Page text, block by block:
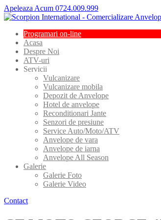
Apeleaza Acum 0724.009.999
Programari on-line
Acasa
Despre Noi
ATV-uri
Servicii
Vulcanizare
Vulcanizare mobila
Depozit de Anvelope
Hotel de anvelope
Reconditionari Jante
Senzori de presiune
Service Auto/Moto/ATV
Anvelope de vara
Anvelope de iarna
Anvelope All Season
Galerie
Galerie Foto
Galerie Video
Contact